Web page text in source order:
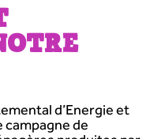
d’Energie et
campagne de